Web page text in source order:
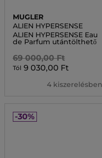
MUGLER
ALIEN HYPERSENSE
ALIEN HYPERSENSE Eau
de Parfum utántölthető
69 000,00 Ft
Tól 9 030,00 Ft
4 kiszerelésben
-30%